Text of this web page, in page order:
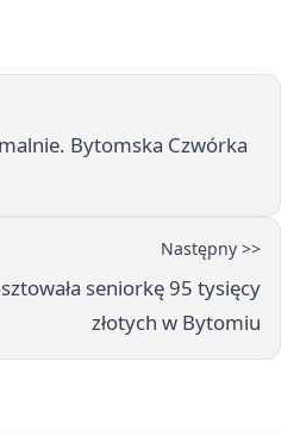
Bytomska Czwórka
Następny >>
seniorkę 95 tysięcy
złotych w Bytomiu